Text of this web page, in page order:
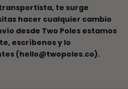
te surge
hacer cualquier cambio
desde Two Poles estamos
escríbenosy lo
(hello@twopoles.co).